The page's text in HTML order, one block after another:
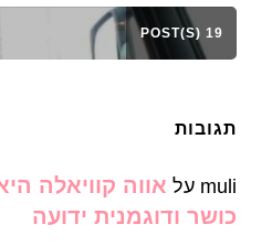
19 POST(S)
תגובות
muli על אווה קוויאלה
כושר ודוגמנית ידועה